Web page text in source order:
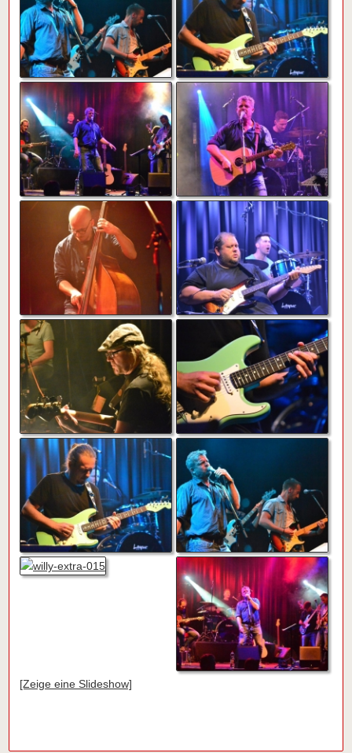
[Zeige eine Slideshow]